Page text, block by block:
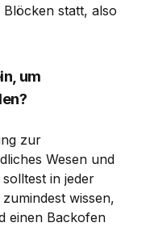
statt, also
um
zur
Wesen und
in jeder
wissen,
einen Backofen